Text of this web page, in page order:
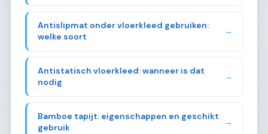
Antislipmat onder vloerkleed gebruiken:
welke soort
→
Antistatisch vloerkleed: wanneer is dat
nodig
→
Bamboe tapijt: eigenschappen en geschikt
gebruik
→